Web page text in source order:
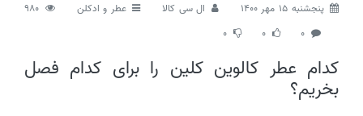
پنجشنبه 15 مهر 1400 ال سی کالا عطر و ادکلن
980
0
0
0
کدام عطر کالوین کلین را برای کدام فصل
بخریم؟